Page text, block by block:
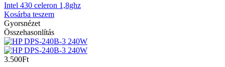
Intel 430 celeron 1,8ghz
Kosárba teszem
Gyorsnézet
Összehasonlítás
3.500Ft